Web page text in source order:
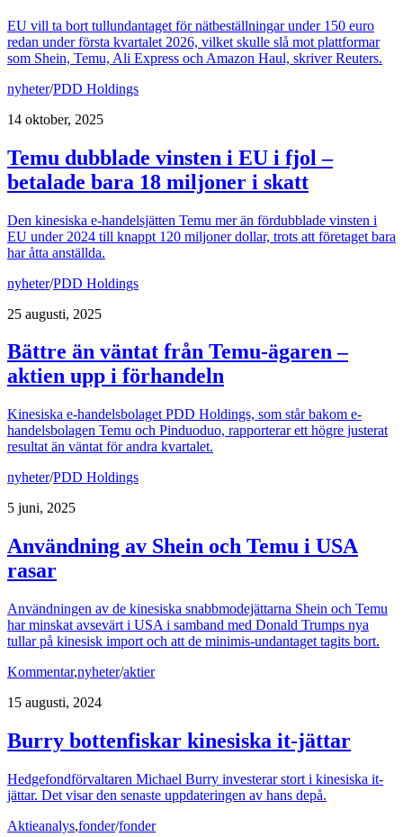
EU vill ta bort tullundantaget för nätbeställningar under 150 euro
redan under första kvartalet 2026, vilket skulle slå mot plattformar
som Shein, Temu, Ali Express och Amazon Haul, skriver Reuters.
nyheter/PDD Holdings
14 oktober, 2025
Temu dubblade vinsten i EU i fjol –
betalade bara 18 miljoner i skatt
Den kinesiska e-handelsjätten Temu mer än fördubblade vinsten i
EU under 2024 till knappt 120 miljoner dollar, trots att företaget bara
har åtta anställda.
nyheter/PDD Holdings
25 augusti, 2025
Bättre än väntat från Temu-ägaren –
aktien upp i förhandeln
Kinesiska e-handelsbolaget PDD Holdings, som står bakom e-
handelsbolagen Temu och Pinduoduo, rapporterar ett högre justerat
resultat än väntat för andra kvartalet.
nyheter/PDD Holdings
5 juni, 2025
Användning av Shein och Temu i USA
rasar
Användningen av de kinesiska snabbmodejättarna Shein och Temu
har minskat avsevärt i USA i samband med Donald Trumps nya
tullar på kinesisk import och att de minimis-undantaget tagits bort.
Kommentar,nyheter/aktier
15 augusti, 2024
Burry bottenfiskar kinesiska it-jättar
Hedgefondförvaltaren Michael Burry investerar stort i kinesiska it-
jättar. Det visar den senaste uppdateringen av hans depå.
Aktieanalys,fonder/fonder